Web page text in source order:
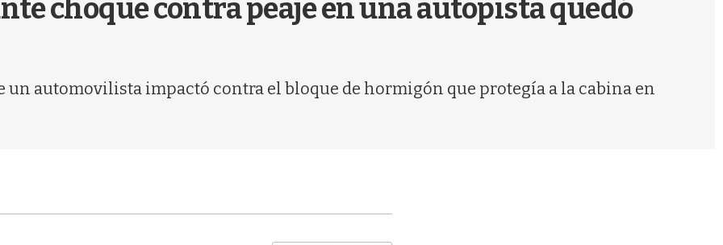
choque contra peaje en una autopista quedó
un automovilista impactó contra el bloque de hormigón que protegía a la cabina en